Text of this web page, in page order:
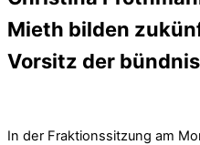
Mieth bilden
Vorsitz der
In der Fraktionssitzung am